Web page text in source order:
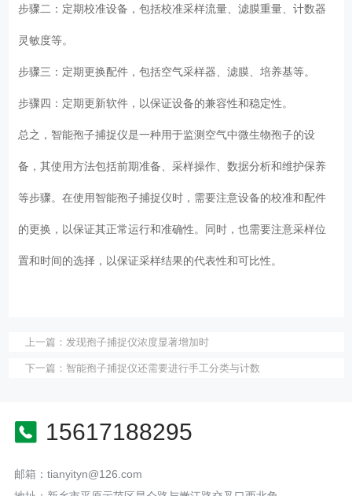
步骤二：定期校准设备，包括校准采样流量、滤膜重量、计数器
灵敏度等。
步骤三：定期更换配件，包括空气采样器、滤膜、培养基等。
步骤四：定期更新软件，以保证设备的兼容性和稳定性。
总之，智能孢子捕捉仪是一种用于监测空气中微生物孢子的设
备，其使用方法包括前期准备、采样操作、数据分析和维护保养
等步骤。在使用智能孢子捕捉仪时，需要注意设备的校准和配件
的更换，以保证其正常运行和准确性。同时，也需要注意采样位
置和时间的选择，以保证采样结果的代表性和可比性。
上一篇： 发现孢子捕捉仪浓度显著增加时
下一篇： 智能孢子捕捉仪还需要进行手工分类与计数
15617188295
邮箱：tianyityn@126.com